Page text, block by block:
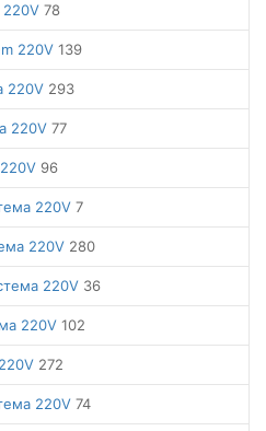
220V 78
220V 139
220V 293
220V 77
96
220V 7
220V 280
220V 36
220V 102
272
220V 74